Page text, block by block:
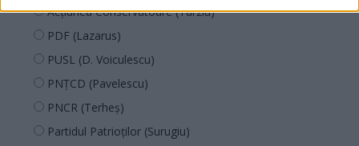
Acțiunea Conservatoare (Târziu)
PDF (Lazarus)
PUSL (D. Voiculescu)
PNȚCD (Pavelescu)
PNCR (Terheș)
Partidul Patrioților (Surugiu)